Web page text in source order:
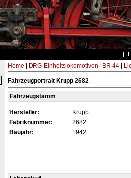
Home DRG-Einheitslokomotiven BR 44|
Fahrzeugportrait Krupp 2682
Fahrzeugstamm
Hersteller:
Krupp
Fabriknummer:
2682
Baujahr:
1942